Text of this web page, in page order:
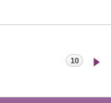
10